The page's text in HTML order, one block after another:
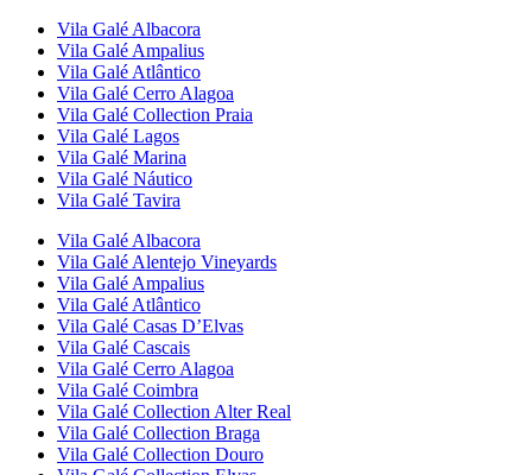
Vila Galé Albacora
Vila Galé Ampalius
Vila Galé Atlântico
Vila Galé Cerro Alagoa
Vila Galé Collection Praia
Vila Galé Lagos
Vila Galé Marina
Vila Galé Náutico
Vila Galé Tavira
Vila Galé Albacora
Vila Galé Alentejo Vineyards
Vila Galé Ampalius
Vila Galé Atlântico
Vila Galé Casas D’Elvas
Vila Galé Cascais
Vila Galé Cerro Alagoa
Vila Galé Coimbra
Vila Galé Collection Alter Real
Vila Galé Collection Braga
Vila Galé Collection Douro